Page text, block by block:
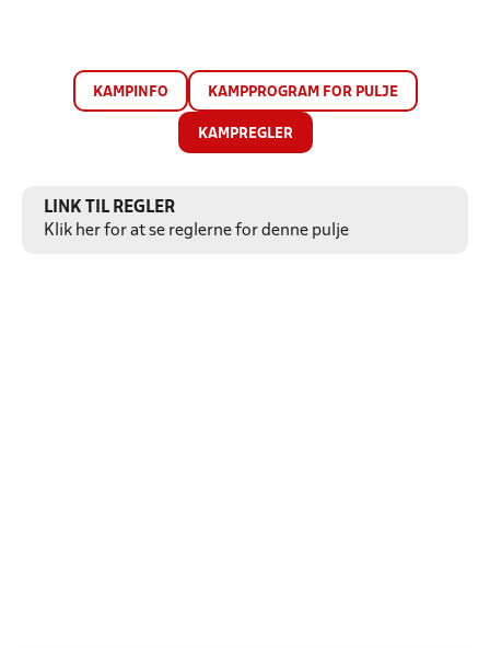
KAMPINFO KAMPPROGRAM FOR PULJE
KAMPREGLER
LINK TIL REGLER
Klik her for at se reglerne for denne pulje